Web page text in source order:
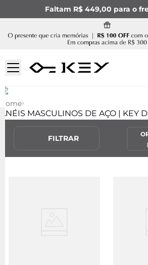
Faltam R$ 449,00 para o
Home
ANÉIS MASCULINOS DE AÇO | KEY
FILTRAR